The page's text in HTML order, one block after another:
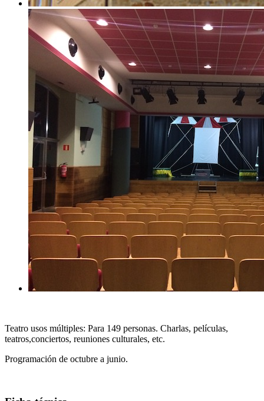
Teatro usos múltiples: Para 149 personas. Charlas, películas,
teatros,conciertos, reuniones culturales, etc.
Programación de octubre a junio.